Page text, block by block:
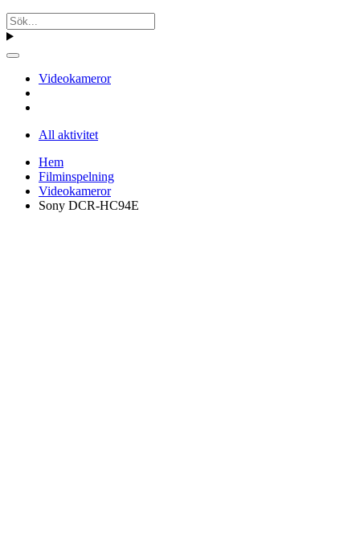
Videokameror
All aktivitet
Hem
Filminspelning
Videokameror
Sony DCR-HC94E